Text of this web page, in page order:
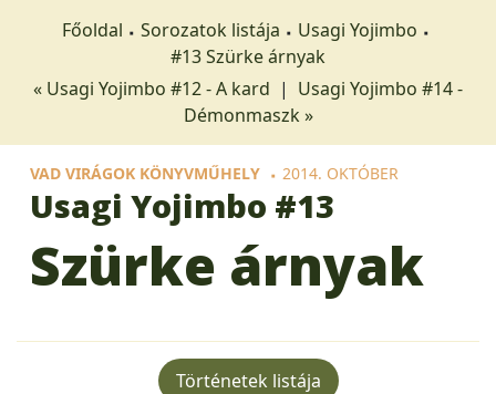
Főoldal Sorozatok listája
Usagi Yojimbo
#13 Szürke árnyak
« Usagi Yojimbo #12 - A kard | Usagi Yojimbo #14 -
Démonmaszk »
VAD VIRÁGOK KÖNYVMŰHELY 2014. OKTÓBER
Usagi Yojimbo #13
Szürke árnyak
Történetek listája